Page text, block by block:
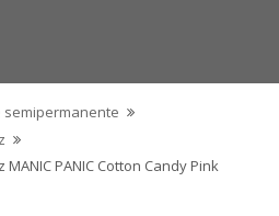
semipermanente
PANIC Cotton Candy Pink